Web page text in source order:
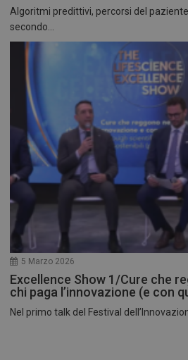
Algoritmi predittivi, percorsi del
secondo...
5 Marzo 2026
Excellence Show 1/Cure che
chi paga l’innovazione (e con
Nel primo talk del Festival